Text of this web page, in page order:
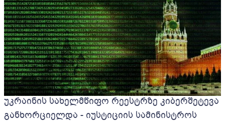
უკრაინის სახელმწიფო რეესტრზე კიბერშეტევა
განხორციელდა - იუსტიციის სამინისტროს